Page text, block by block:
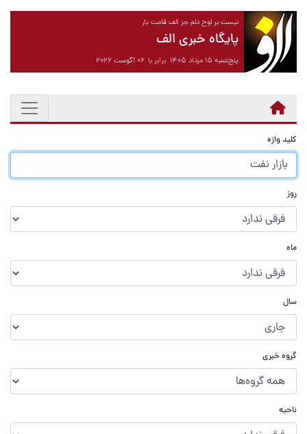
نیست بر لوح دلم جز الف قامت یار
پایگاه خبری الف
پنج‌شنبه ۱۵ مرداد ۱۴۰۵ برابر با ۰۶ آگوست ۲۰۲۶
کلید واژه
روز
ماه
سال
گروه خبری
ناحیه